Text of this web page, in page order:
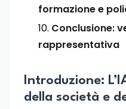
formazione e
Conclusione:
rappresentativa
Introduzione:
della società e